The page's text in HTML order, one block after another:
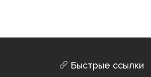
Быстрые ссылки